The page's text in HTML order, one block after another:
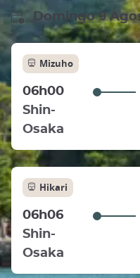
Domingo 9
Mizuho
06h00
Shin-
Osaka
Hikari
06h06
Shin-
Osaka